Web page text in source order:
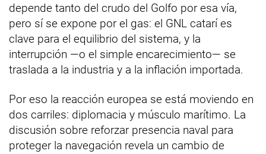
depende tanto del crudo del Golfo por esa vía,
pero sí se expone por el gas: el GNL catarí es
clave para el equilibrio del sistema, y la
interrupción —o el simple encarecimiento— se
traslada a la industria y a la inflación importada.
Por eso la reacción europea se está moviendo en
dos carriles: diplomacia y músculo marítimo. La
discusión sobre reforzar presencia naval para
proteger la navegación revela un cambio de